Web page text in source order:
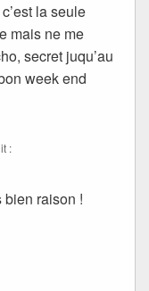
la seule
mais ne me
secret juqu’au
week end
:
raison !